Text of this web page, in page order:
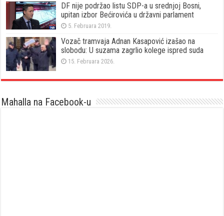
DF nije podržao listu SDP-a u srednjoj Bosni,
upitan izbor Bećirovića u državni parlament
5. Februara 2019.
Vozač tramvaja Adnan Kasapović izašao na
slobodu: U suzama zagrlio kolege ispred suda
15. Februara 2026.
Mahalla na Facebook-u